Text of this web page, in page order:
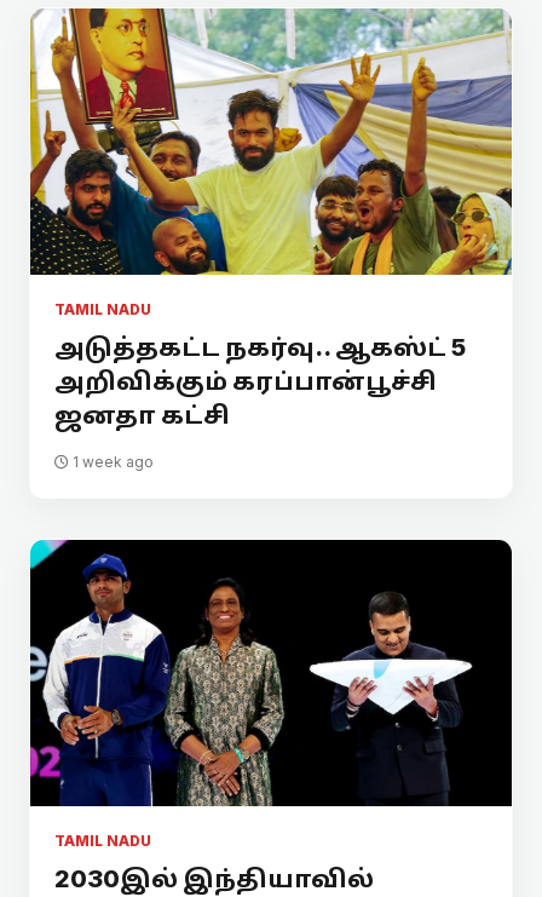
TAMIL NADU
அடுத்தகட்ட நகர்வு.. ஆகஸ்ட் 5
அறிவிக்கும் கரப்பான்பூச்சி
ஜனதா கட்சி
1 week ago
TAMIL NADU
2030இல் இந்தியாவில்